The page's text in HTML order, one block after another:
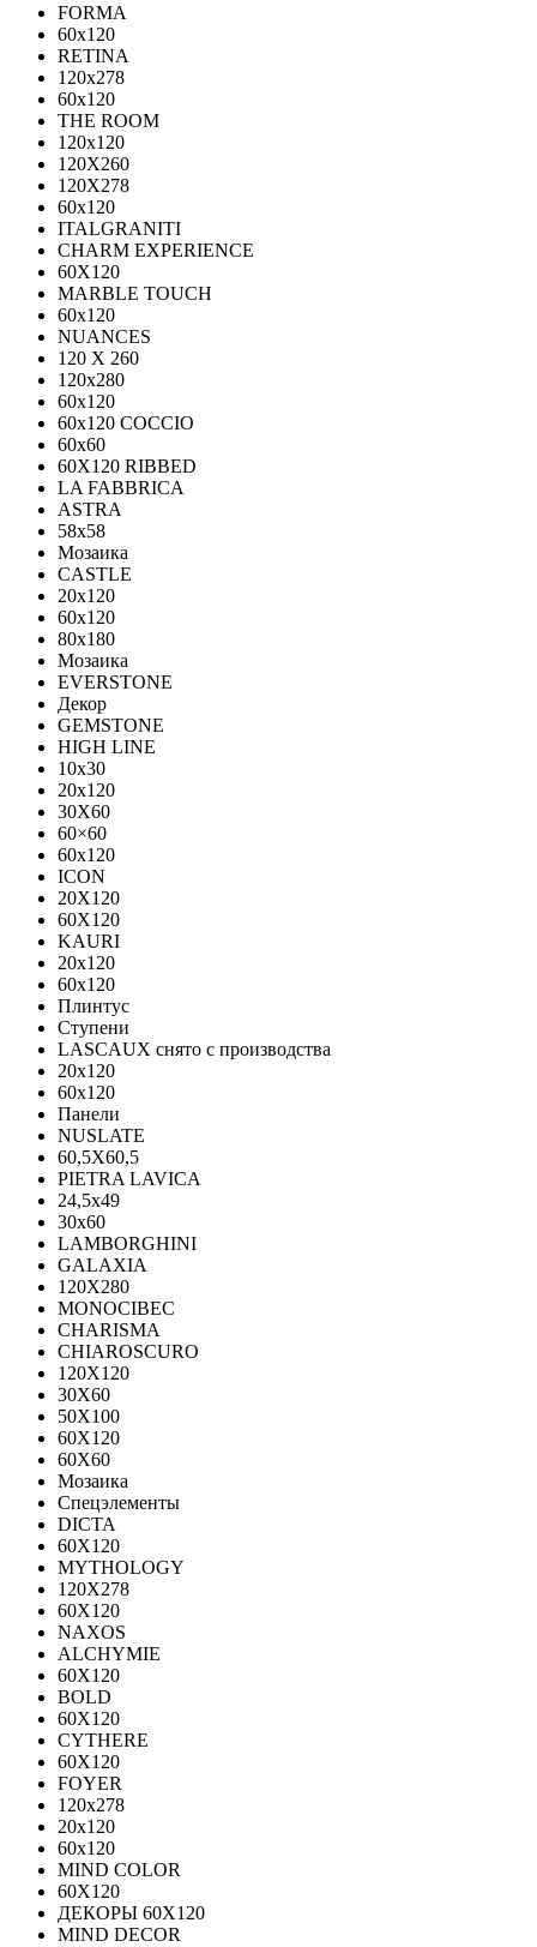
FORMA
60x120
RETINA
120x278
60x120
THE ROOM
120x120
120X260
120X278
60x120
ITALGRANITI
CHARM EXPERIENCE
60X120
MARBLE TOUCH
60х120
NUANCES
120 X 260
120x280
60x120
60x120 COCCIO
60x60
60Х120 RIBBED
LA FABBRICA
ASTRA
58x58
Мозаика
CASTLE
20x120
60x120
80х180
Мозаика
EVERSTONE
Декор
GEMSTONE
HIGH LINE
10x30
20x120
30X60
60×60
60x120
ICON
20X120
60X120
KAURI
20x120
60x120
Плинтус
Ступени
LASCAUX снято с производства
20x120
60x120
Панели
NUSLATE
60,5X60,5
PIETRA LAVICA
24,5x49
30x60
LAMBORGHINI
GALAXIA
120Х280
MONOCIBEC
CHARISMA
CHIAROSCURO
120X120
30X60
50X100
60X120
60X60
Мозаика
Спецэлементы
DICTA
60X120
MYTHOLOGY
120X278
60X120
NAXOS
ALCHYMIE
60Х120
BOLD
60X120
CYTHERE
60X120
FOYER
120х278
20х120
60х120
MIND COLOR
60Х120
ДЕКОРЫ 60Х120
MIND DECOR